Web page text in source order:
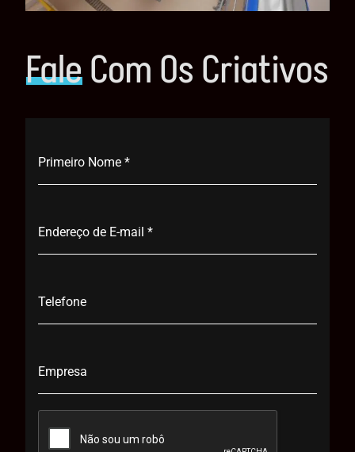
Fale Com Os Criativos
Primeiro Nome *
Endereço de E-mail *
Telefone
Empresa